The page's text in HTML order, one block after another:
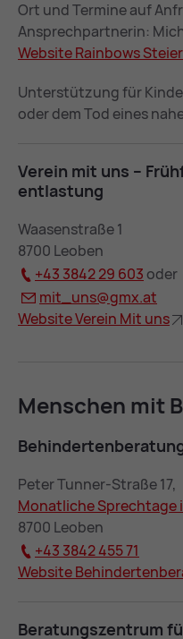
Ort und Termine auf
Ansprechpartnerin:
Web­site Rain­bows
Unterstützung für
oder dem Tod eines
Ver­ein mit uns –
ent­las­tung
Waasenstraße 1
8700 Leoben
+43 3842 29 603 oder
mit­_uns@gmx.at
Web­site Ver­ein Mit uns
Men­schen mit
Peter Tunner-Straße 17,
Mo­nat­li­che Sprech­ta­ge
8700 Leoben
+43 3842 455 71
Web­site
Be­ra­tungs­zen­trum